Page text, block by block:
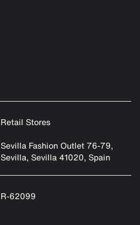
Retail Stores
Sevilla Fashion Outlet 76-79,
Sevilla, Sevilla 41020, Spain
R-62099